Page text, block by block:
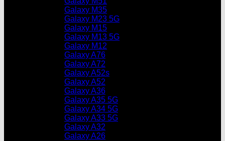
Galaxy M35
Galaxy M23 5G
Galaxy M15
Galaxy M13 5G
Galaxy M12
Galaxy A76
Galaxy A72
Galaxy A52s
Galaxy A52
Galaxy A36
Galaxy A35 5G
Galaxy A34 5G
Galaxy A33 5G
Galaxy A32
Galaxy A26